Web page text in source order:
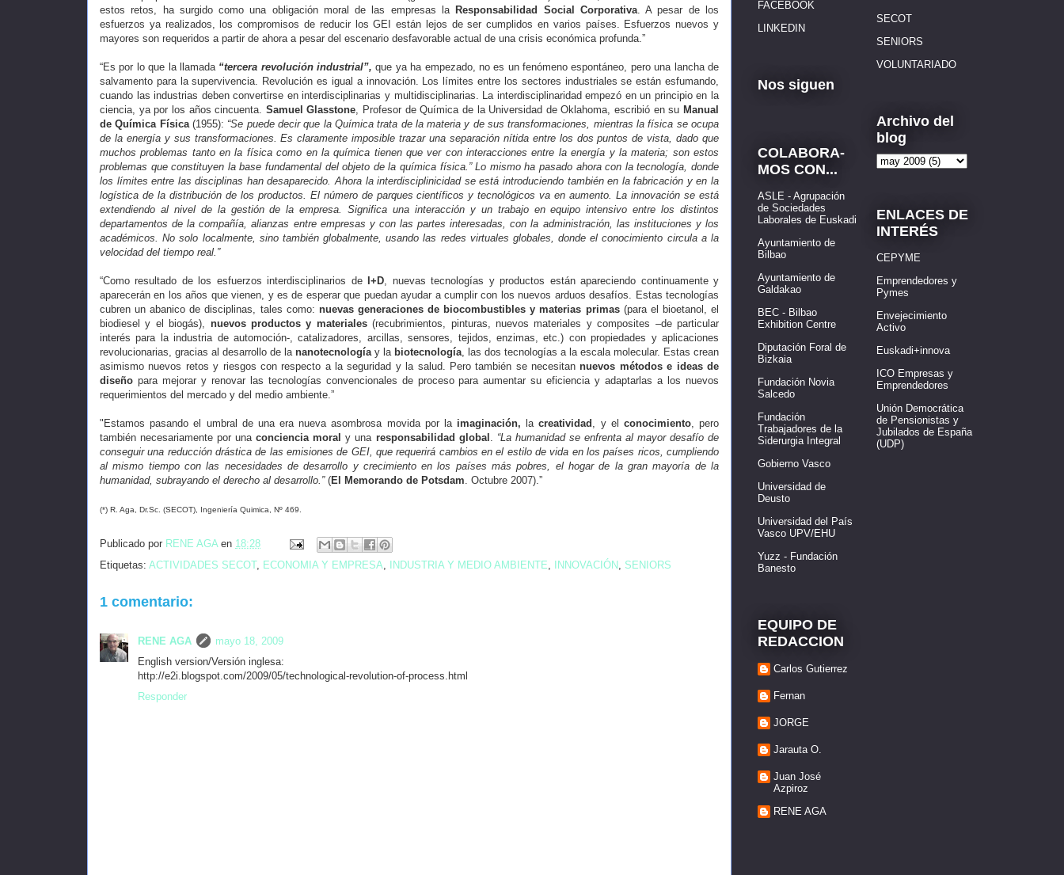
estos retos, ha surgido como una obligación moral de las empresas laResponsabilidad Social Corporativa. A pesar de los
esfuerzos ya realizados, los compromisos de reducir los GEI están lejos de ser cumplidos en varios países. Esfuerzos nuevos y
mayores son requeridos a partir de ahora a pesar del escenario desfavorable actual de una crisis económica profunda.”
“Es por lo que la llamada “tercera revolución industrial”, que ya ha empezado, no es un fenómeno espontáneo, pero una lancha de
salvamento para la supervivencia. Revolución es igual a innovación. Los límites entre los sectores industriales se están esfumando,
cuando las industrias deben convertirse en interdisciplinarias y multidisciplinarias. La interdisciplinaridad empezó en un principio en la
ciencia, ya por los años cincuenta. Samuel Glasstone , Profesor de Química de la Universidad de Oklahoma, escribió en suManual
de Química Física(1955): “Se puede decir que la Química trata de la materia y de sus transformaciones, mientras la física se ocupa
de la energía y sus transformaciones. Es claramente imposible trazar una separación nítida entre los dos puntos de vista, dado que
muchos problemas tanto en la física como en la química tienen que ver con interacciones entre la energía y la materia; son estos
problemas que constituyen la base fundamental del objeto de la química física.” Lo mismo ha pasado ahora con la tecnología, donde
los límites entre las disciplinas han desaparecido. Ahora la interdisciplinicidad se está introduciendo también en la fabricación y en la
logística de la distribución de los productos. El número de parques científicos y tecnológicos va en aumento. La innovación se está
extendiendo al nivel de la gestión de la empresa. Significa una interacción y un trabajo en equipo intensivo entre los distintos
departamentos de la compañía, alianzas entre empresas y con las partes interesadas, con la administración, las instituciones y los
académicos. No solo localmente, sino también globalmente, usando las redes virtuales globales, donde el conocimiento circula a la
velocidad del tiempo real.”
“Como resultado de los esfuerzos interdisciplinarios deI+D , nuevas tecnologías y productos están apareciendo continuamente y
aparecerán en los años que vienen, y es de esperar que puedan ayudar a cumplir con los nuevos arduos desafíos. Estas tecnologías
cubren un abanico de disciplinas, tales como: nuevas generaciones de biocombustibles y materias primas(para el bioetanol, el
biodiesel y el biogás), nuevos productos y materiales(recubrimientos, pinturas, nuevos materiales y composites –de particular
interés para la industria de automoción-, catalizadores, arcillas, sensores, tejidos, enzimas, etc.) con propiedades y aplicaciones
revolucionarias, gracias al desarrollo de la nanotecnología y la biotecnología , las dos tecnologías a la escala molecular. Estas crean
asimismo nuevos retos y riesgos con respecto a la seguridad y la salud. Pero también se necesitannuevos métodos e ideas de
diseño para mejorar y renovar las tecnologías convencionales de proceso para aumentar su eficiencia y adaptarlas a los nuevos
requerimientos del mercado y del medio ambiente.”
"Estamos pasando el umbral de una era nueva asombrosa movida por la imaginación, lacreatividad , y el conocimiento, pero
también necesariamente por unaconciencia moral y una responsabilidad global
“La humanidad se enfrenta al mayor desafío de
conseguir una reducción drástica de las emisiones de GEI, que requerirá cambios en el estilo de vida en los países ricos, cumpliendo
al mismo tiempo con las necesidades de desarrollo y crecimiento en los países más pobres, el hogar de la gran mayoría de la
humanidad, subrayando el derecho al desarrollo.”(El Memorando de Potsdam . Octubre 2007).”
(*) R. Aga, Dr.Sc. (SECOT), Ingeniería Quimica, Nº 469.
Publicado por RENE AGA en 18:28
Etiquetas: ACTIVIDADES SECOT, ECONOMIA Y EMPRESA INDUSTRIA Y MEDIO AMBIENTE INNOVACIÓN SENIORS
1 comentario:
RENE AGA
mayo 18, 2009
English version/Versión inglesa:
http://e2i.blogspot.com/2009/05/technological-revolution-of-process.html
Responder
FACEBOOK
LINKEDIN
Nos siguen
COLABORA-
MOS CON...
ASLE - Agrupación
de Sociedades
Laborales de Euskadi
Ayuntamiento de
Bilbao
Ayuntamiento de
Galdakao
BEC - Bilbao
Exhibition Centre
Diputación Foral de
Bizkaia
Fundación Novia
Salcedo
Fundación
Trabajadores de la
Siderurgia Integral
Gobierno Vasco
Universidad de
Deusto
Universidad del País
Vasco UPV/EHU
Yuzz - Fundación
Banesto
EQUIPO DE
REDACCION
Carlos Gutierrez
Fernan
JORGE
Jarauta O.
Juan José
Azpiroz
RENE AGA
SECOT
SENIORS
VOLUNTARIADO
Archivo del
blog
ENLACES DE
INTERÉS
CEPYME
Emprendedores y
Pymes
Envejecimiento
Activo
Euskadi+innova
ICO Empresas y
Emprendedores
Unión Democrática
de Pensionistas y
Jubilados de España
(UDP)